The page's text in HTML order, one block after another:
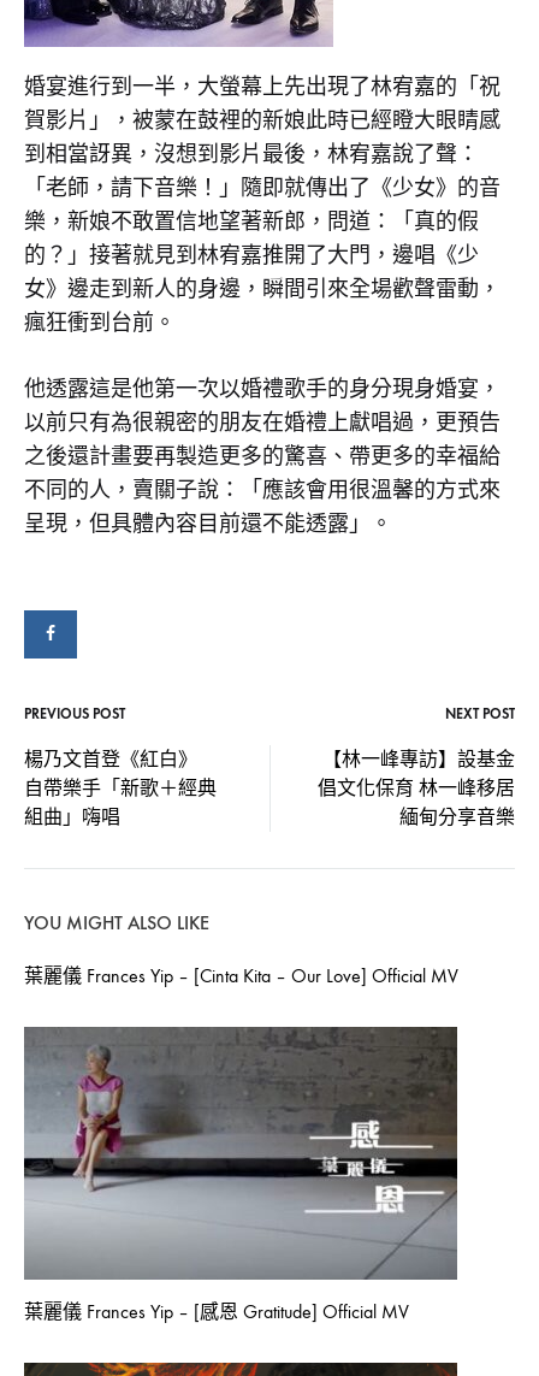
婚宴進行到一半，大螢幕上先出現了林宥嘉的「祝
賀影片」，被蒙在鼓裡的新娘此時已經瞪大眼睛感
到相當訝異，沒想到影片最後，林宥嘉說了聲：
「老師，請下音樂！」隨即就傳出了《少女》的音
樂，新娘不敢置信地望著新郎，問道：「真的假
的？」接著就見到林宥嘉推開了大門，邊唱《少
女》邊走到新人的身邊，瞬間引來全場歡聲雷動，
瘋狂衝到台前。
他透露這是他第一次以婚禮歌手的身分現身婚宴，
以前只有為很親密的朋友在婚禮上獻唱過，更預告
之後還計畫要再製造更多的驚喜、帶更多的幸福給
不同的人，賣關子說：「應該會用很溫馨的方式來
呈現，但具體內容目前還不能透露」。
Post
navigation
PREVIOUS POST NEXT POST
楊乃文首登《紅白》
自帶樂手「新歌＋經典
組曲」嗨唱
【林一峰專訪】設基金
倡文化保育 林一峰移居
緬甸分享音樂
YOU MIGHT ALSO LIKE
葉麗儀 Frances Yip – [Cinta Kita – Our Love] Official MV
葉麗儀 Frances Yip – [感恩 Gratitude] Official MV